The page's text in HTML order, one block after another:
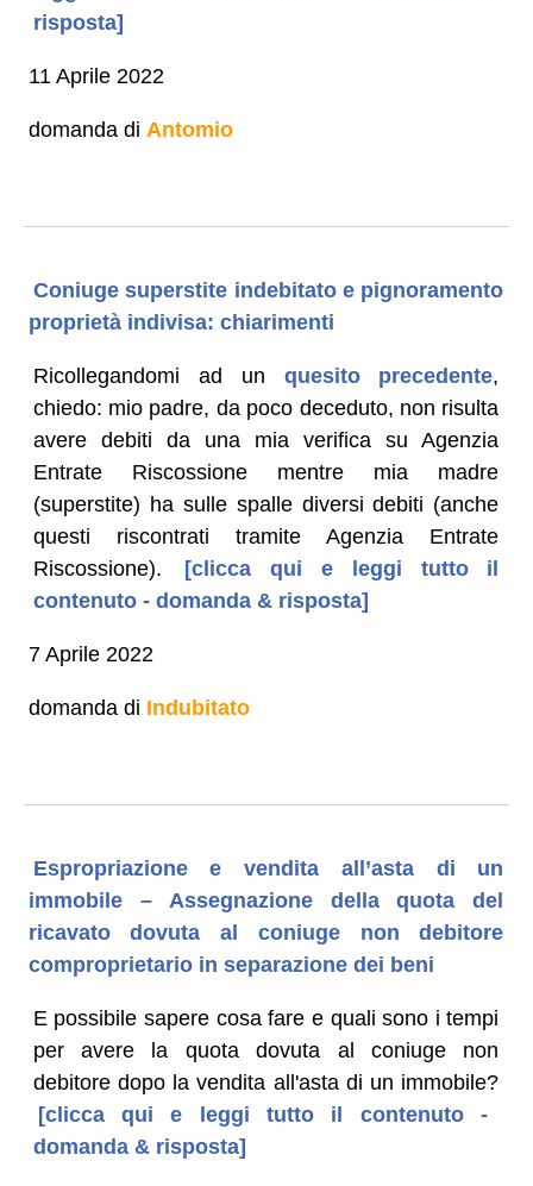
risposta]
11 Aprile 2022
domanda di Antomio
Coniuge superstite indebitato e pignoramento
proprietà indivisa: chiarimenti
Ricollegandomi ad un quesito precedente,
chiedo: mio padre, da poco deceduto, non risulta
avere debiti da una mia verifica su Agenzia
Entrate Riscossione mentre mia madre
(superstite) ha sulle spalle diversi debiti (anche
questi riscontrati tramite Agenzia Entrate
Riscossione).
[clicca qui e leggi tutto il
contenuto - domanda & risposta]
7 Aprile 2022
domanda di Indubitato
Espropriazione e vendita all’asta di un
immobile – Assegnazione della quota del
ricavato dovuta al coniuge non debitore
comproprietario in separazione dei beni
E possibile sapere cosa fare e quali sono i tempi
per avere la quota dovuta al coniuge non
debitore dopo la vendita all'asta di un immobile?
[clicca qui e leggi tutto il contenuto -
domanda & risposta]